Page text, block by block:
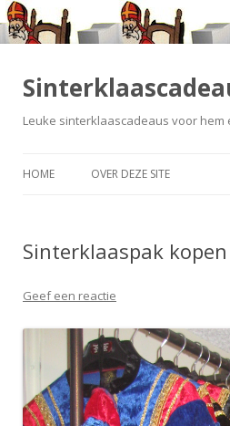
Leuke sinterklaascadeaus voor hem
HOME OVER DEZE SITE
Sinterklaaspak
Geef een reactie